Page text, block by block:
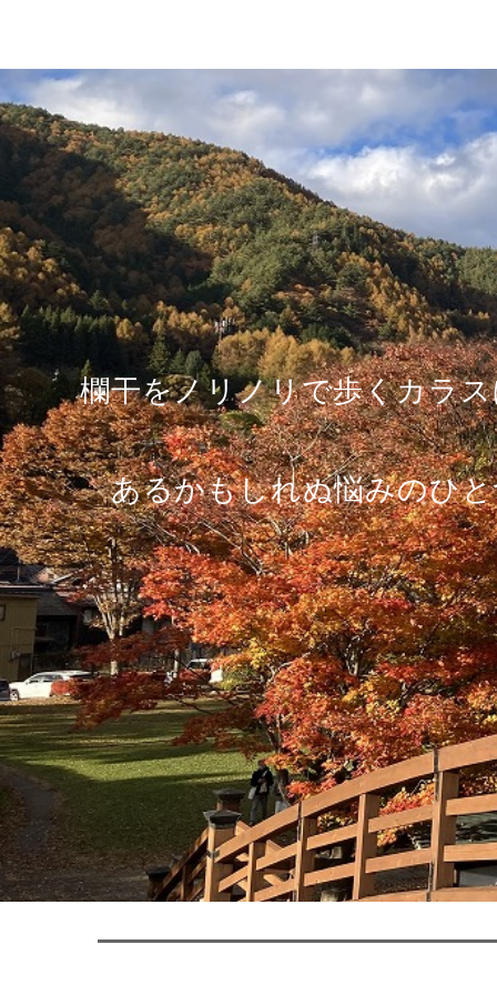
欄干をノリノリで歩くカラ
あるかもしれぬ悩みのひ